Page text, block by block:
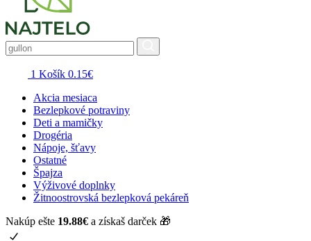
1 Košík 0.15€
Akcia mesiaca
Bezlepkové potraviny
Deti a mamičky
Drogéria
Nápoje, šťavy
Ostatné
Špajza
Výživové doplnky
Žitnoostrovská bezlepková pekáreň
Nakúp ešte 19.88€ a získaš darček 🎁